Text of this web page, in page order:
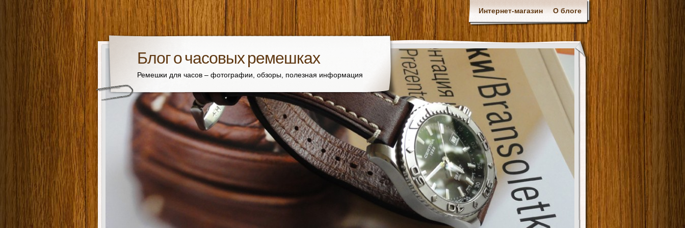
Интернет-магазин О блоге
Блог о часовых ремешках
Ремешки для часов – фотографии, обзоры, полезная информация